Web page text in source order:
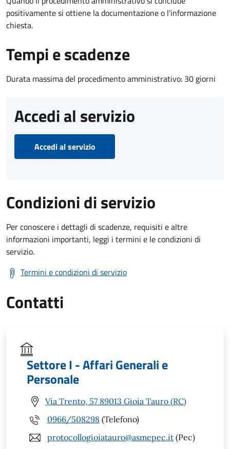
positivamente si ottiene la documentazione o l'informazione
chiesta.
Tempi e scadenze
Durata massima del procedimento amministrativo: 30 giorni
Accedi al servizio
Accedi al servizio
Condizioni di servizio
Per conoscere i dettagli di scadenze, requisiti e altre
informazioni importanti, leggi i termini e le condizioni di
servizio.
Termini e condizioni di servizio
Contatti
Settore I - Affari Generali e
Personale
Via Trento, 57 89013 Gioia Tauro (RC)
0966/508298 (Telefono)
protocollogioiatauro@asmepec.it (Pec)